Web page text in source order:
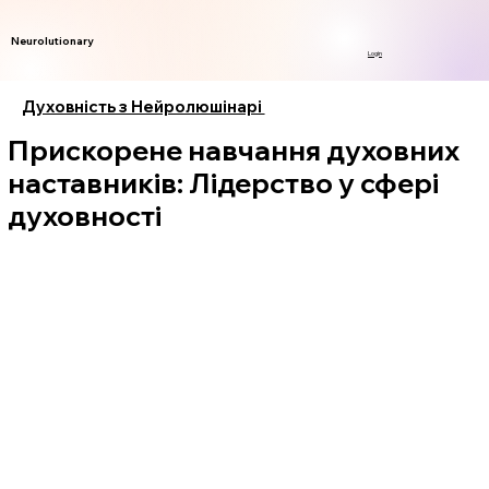
Neurolutionary
Login
Духовність з Нейролюшінарі
Прискорене навчання духовних
наставників: Лідерство у сфері
духовності